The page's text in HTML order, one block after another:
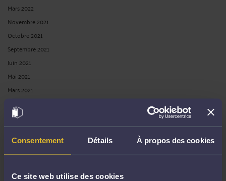
Consentement Détails À propos des cookies
Ce site web utilise des cookies
Mars 2022
Novembre 2021
Octobre 2021
Septembre 2021
Juin 2021
Mai 2021
Mars 2021
Janvier 2021
Décembre 2020
Octobre 2020
Juillet 2020
Juin 2020